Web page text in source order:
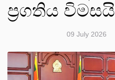
ප්‍රගතිය විමසයි
09 July 2026